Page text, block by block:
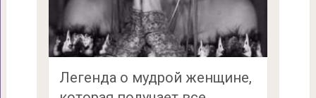
Легенда о мудрой женщине,